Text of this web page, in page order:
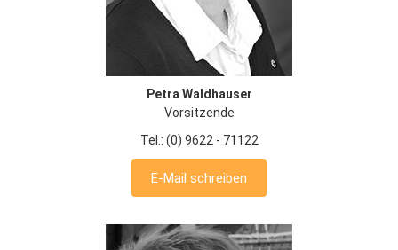
Petra Waldhauser
Vorsitzende
Tel.: (0) 9622 - 71122
E-Mail schreiben